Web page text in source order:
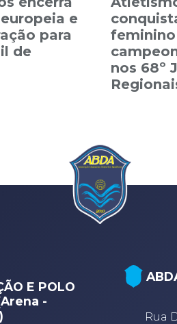
e
para
de
nos 68º
E POLO
-
Rua